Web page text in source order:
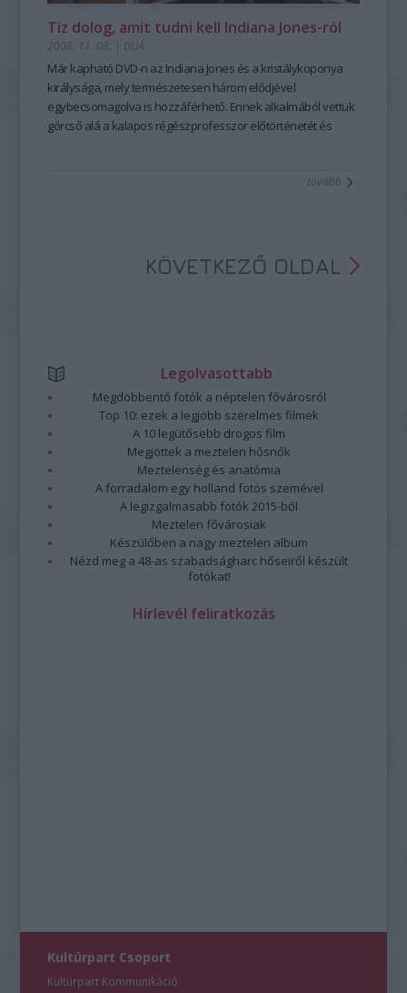
Tíz dolog, amit tudni kell Indiana Jones-ról
2008. 11. 08. | DUÁ
Már kapható DVD-n az Indiana Jones és a kristálykoponya
királysága, mely természetesen három elődjével
egybecsomagolva is hozzáférhető. Ennek alkalmából vettük
górcső alá a kalapos régészprofesszor előtörténetét és
tovább
KÖVETKEZŐ OLDAL
Legolvasottabb
Megdöbbentő fotók a néptelen fővárosról
Top 10: ezek a legjobb szerelmes filmek
A 10 legütősebb drogos film
Megjöttek a meztelen hősnők
Meztelenség és anatómia
A forradalom egy holland fotós szemével
A legizgalmasabb fotók 2015-ből
Meztelen fővárosiak
Készülőben a nagy meztelen album
Nézd meg a 48-as szabadságharc hőseiről készült
fotókat!
Hírlevél feliratkozás
Kultúrpart Csoport
Kultúrpart Kommunikáció